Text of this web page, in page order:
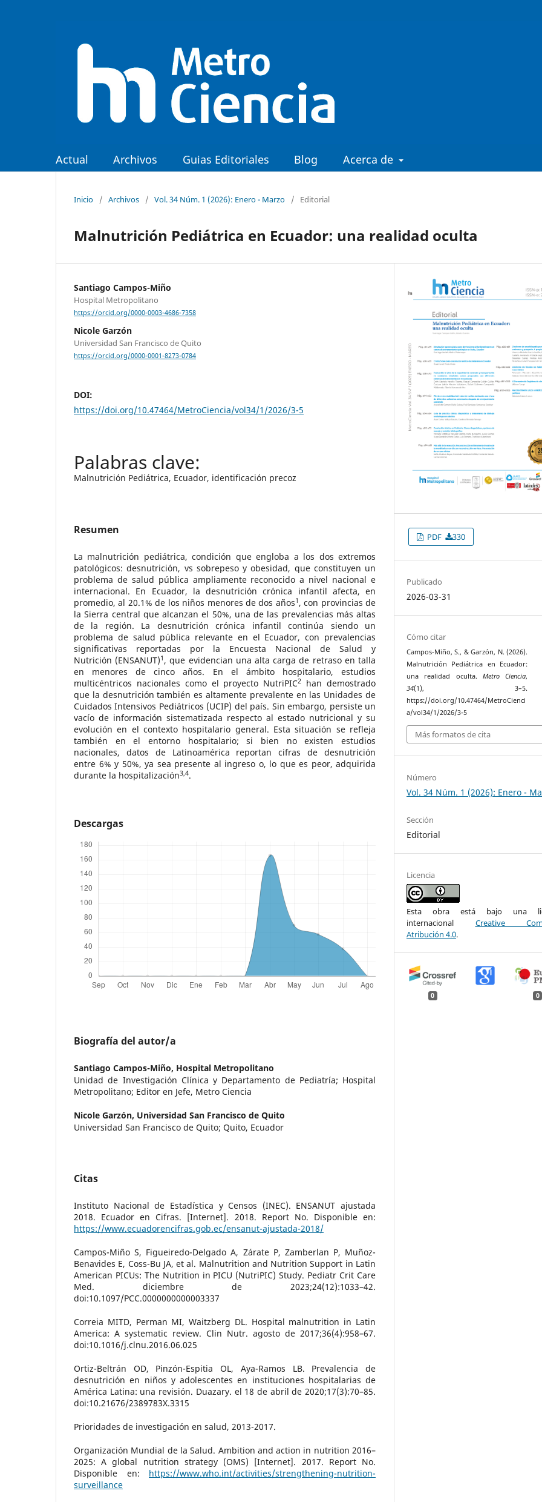
Actual Archivos Guias Editoriales Blog Acerca de
Inicio / Archivos / Vol. 34 Núm. 1 (2026): Enero - Marzo / Editorial
Malnutrición Pediátrica en Ecuador: una realidad oculta
Santiago Campos-Miño
Hospital Metropolitano
https://orcid.org/0000-0003-4686-7358
Nicole Garzón
Universidad San Francisco de Quito
https://orcid.org/0000-0001-8273-0784
DOI:
https://doi.org/10.47464/MetroCiencia/vol34/1/2026/3-5
Malnutrición Pediátrica, Ecuador, identificación precoz
Resumen
La malnutrición pediátrica, condición que engloba a los dos extremos
patológicos: desnutrición, vs sobrepeso y obesidad, que constituyen un
problema de salud pública ampliamente reconocido a nivel nacional e
internacional. En Ecuador, la desnutrición crónica infantil afecta, en
promedio, al 20.1% de los niños menores de dos años1 , con provincias de
la Sierra central que alcanzan el 50%, una de las prevalencias más altas
de la región. La desnutrición crónica infantil continúa siendo un
problema de salud pública relevante en el Ecuador, con prevalencias
significativas reportadas por la Encuesta Nacional de Salud y
Nutrición (ENSANUT)1 , que evidencian una alta carga de retraso en talla
en menores de cinco años. En el ámbito hospitalario, estudios
multicéntricos nacionales como el proyecto NutriPIC2
han demostrado
que la desnutrición también es altamente prevalente en las Unidades de
Cuidados Intensivos Pediátricos (UCIP) del país. Sin embargo, persiste un
vacío de información sistematizada respecto al estado nutricional y su
evolución en el contexto hospitalario general. Esta situación se refleja
también en el entorno hospitalario; si bien no existen estudios
nacionales, datos de Latinoamérica reportan cifras de desnutrición
entre 6% y 50%, ya sea presente al ingreso o, lo que es peor, adquirida
durante la hospitalización3,4.
Descargas
Biografía del autor/a
Santiago Campos-Miño, Hospital Metropolitano
Unidad de Investigación Clínica y Departamento de Pediatría; Hospital
Metropolitano; Editor en Jefe, Metro Ciencia
Nicole Garzón, Universidad San Francisco de Quito
Universidad San Francisco de Quito; Quito, Ecuador
Citas
Instituto Nacional de Estadística y Censos (INEC). ENSANUT ajustada
2018. Ecuador en Cifras. [Internet]. 2018. Report No. Disponible en:
https://www.ecuadorencifras.gob.ec/ensanut-ajustada-2018/
Campos-Miño S, Figueiredo-Delgado A, Zárate P, Zamberlan P, Muñoz-
Benavides E, Coss-Bu JA, et al. Malnutrition and Nutrition Support in Latin
American PICUs: The Nutrition in PICU (NutriPIC) Study. Pediatr Crit Care
Med. diciembre de 2023;24(12):1033–42.
doi:10.1097/PCC.0000000000003337
Correia MITD, Perman MI, Waitzberg DL. Hospital malnutrition in Latin
America: A systematic review. Clin Nutr. agosto de 2017;36(4):958–67.
doi:10.1016/j.clnu.2016.06.025
Ortiz-Beltrán OD, Pinzón-Espitia OL, Aya-Ramos LB. Prevalencia de
desnutrición en niños y adolescentes en instituciones hospitalarias de
América Latina: una revisión. Duazary. el 18 de abril de 2020;17(3):70–85.
doi:10.21676/2389783X.3315
Prioridades de investigación en salud, 2013-2017.
Organización Mundial de la Salud. Ambition and action in nutrition 2016–
2025: A global nutrition strategy (OMS) [Internet]. 2017. Report No.
Disponible en: https://www.who.int/activities/strengthening-nutrition-
surveillance
PDF 330
Publicado
2026-03-31
Cómo citar
Campos-Miño, S., & Garzón, N. (2026).
Malnutrición Pediátrica en Ecuador:
una realidad oculta. Metro Ciencia,
34(1), 3–5.
https://doi.org/10.47464/MetroCienci
a/vol34/1/2026/3-5
Más formatos de cita
Número
Vol. 34 Núm. 1 (2026): Enero -
Sección
Editorial
Licencia
Esta obra está bajo una
internacional Creative
Atribución 4.0.
0 0